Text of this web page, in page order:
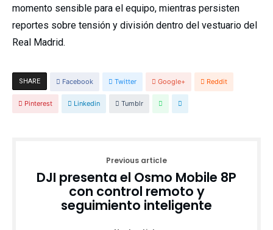
momento sensible para el equipo, mientras persisten
reportes sobre tensión y división dentro del vestuario del
Real Madrid.
SHARE Facebook Twitter Google+ Reddit
Pinterest Linkedin Tumblr
Previous article
DJI presenta el Osmo Mobile 8P
con control remoto y
seguimiento inteligente